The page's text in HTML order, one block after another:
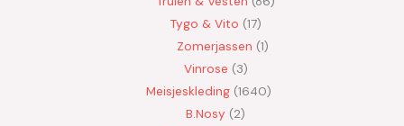
Tygo & Vito 17
Zomerjassen 1
Vinrose 3
Meisjeskleding 1640
B.Nosy
2